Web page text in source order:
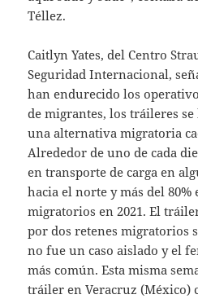
Téllez.
Caitlyn Yates, del Centro
Seguridad Internacional,
han endurecido los
de migrantes, los tráileres
una alternativa migratoria
Alrededor de uno de cada
en transporte de carga en
hacia el norte y más del
migratorios en 2021. El
por dos retenes migratorios
no fue un caso aislado y el
más común. Esta misma
tráiler en Veracruz (México)